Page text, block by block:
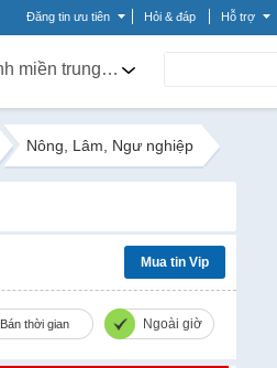
Đăng tin ưu tiên Hỏi & đáp Hỗ trợ
Các tỉnh miền trung khác
Nông, Lâm, Ngư nghiệp
Mua tin Vip
Bán thời gian Ngoài giờ